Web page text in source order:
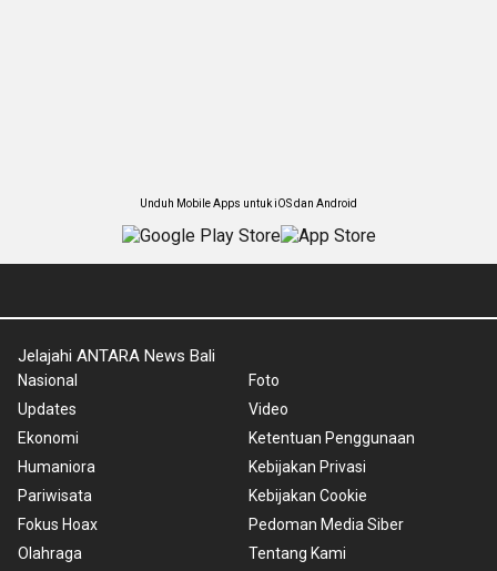
Unduh Mobile Apps untuk iOS dan Android
Jelajahi ANTARA News Bali
Nasional
Updates
Ekonomi
Humaniora
Pariwisata
Fokus Hoax
Olahraga
Foto
Video
Ketentuan Penggunaan
Kebijakan Privasi
Kebijakan Cookie
Pedoman Media Siber
Tentang Kami